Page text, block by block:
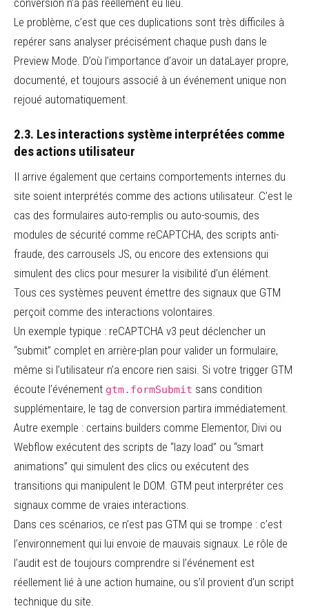
conversion n’a pas réellement eu lieu.
Le problème, c’est que ces duplications sont très difficiles à
repérer sans analyser précisément chaque push dans le
Preview Mode. D’où l’importance d’avoir un dataLayer propre,
documenté, et toujours associé à un événement unique non
rejoué automatiquement.
2.3. Les interactions système interprétées comme
des actions utilisateur
Il arrive également que certains comportements internes du
site soient interprétés comme des actions utilisateur. C’est le
cas des formulaires auto-remplis ou auto-soumis, des
modules de sécurité comme reCAPTCHA, des scripts anti-
fraude, des carrousels JS, ou encore des extensions qui
simulent des clics pour mesurer la visibilité d’un élément.
Tous ces systèmes peuvent émettre des signaux que GTM
perçoit comme des interactions volontaires.
Un exemple typique : reCAPTCHA v3 peut déclencher un
“submit” complet en arrière-plan pour valider un formulaire,
même si l’utilisateur n’a encore rien saisi. Si votre trigger GTM
écoute l’événement gtm.formSubmit sans condition
supplémentaire, le tag de conversion partira immédiatement.
Autre exemple : certains builders comme Elementor, Divi ou
Webflow exécutent des scripts de “lazy load” ou “smart
animations” qui simulent des clics ou exécutent des
transitions qui manipulent le DOM. GTM peut interpréter ces
signaux comme de vraies interactions.
Dans ces scénarios, ce n’est pas GTM qui se trompe : c’est
l’environnement qui lui envoie de mauvais signaux. Le rôle de
l’audit est de toujours comprendre si l’événement est
réellement lié à une action humaine, ou s’il provient d’un script
technique du site.